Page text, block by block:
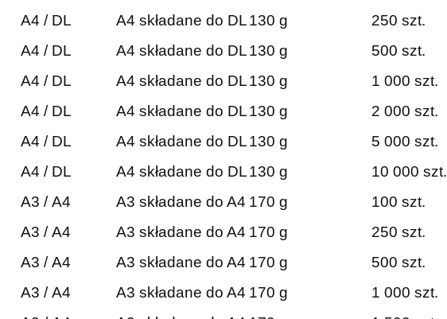
A4 / DL A4 składane do DL130 g 250 szt.
A4 / DL A4 składane do DL130 g 500 szt.
A4 / DL A4 składane do DL130 g 1 000 szt.
A4 / DL A4 składane do DL130 g 2 000 szt.
A4 / DL A4 składane do DL130 g 5 000 szt.
A4 / DL A4 składane do DL130 g 10 000 szt.
A3 / A4 A3 składane do A4 170 g 100 szt.
A3 / A4 A3 składane do A4 170 g 250 szt.
A3 / A4 A3 składane do A4 170 g 500 szt.
A3 / A4 A3 składane do A4 170 g 1 000 szt.